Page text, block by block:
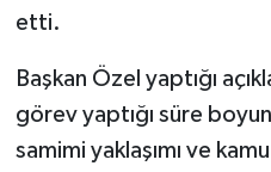
etti.
Başkan Özel yaptığı
görev yaptığı süre
samimi yaklaşımı ve